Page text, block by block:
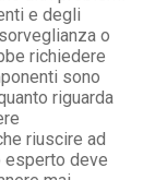
e degli
o
richiedere
sono
riguarda
riuscire ad
esperto deve